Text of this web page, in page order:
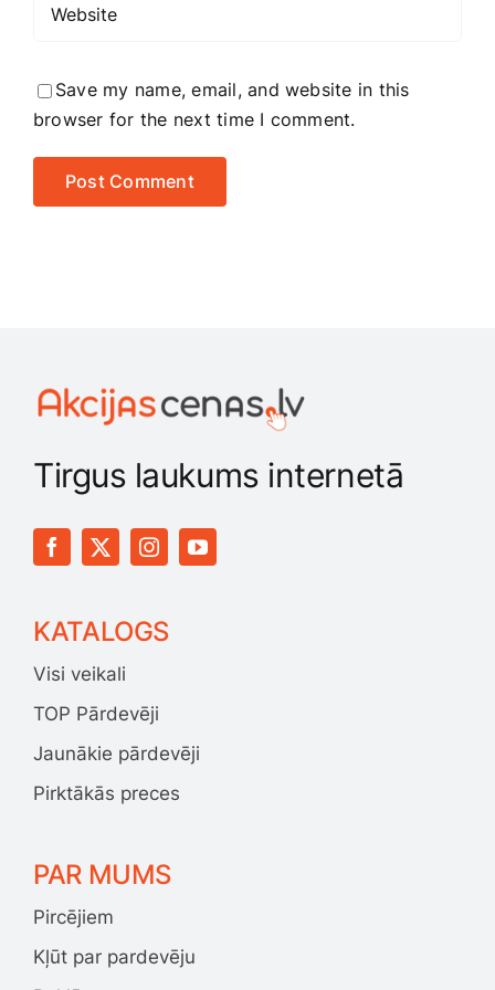
Save my name, email, and website in this
browser for the next time I comment.
Tirgus laukums internetā
KATALOGS
Visi veikali
TOP Pārdevēji
Jaunākie pārdevēji
Pirktākās preces
PAR MUMS
Pircējiem
Kļūt par pardevēju